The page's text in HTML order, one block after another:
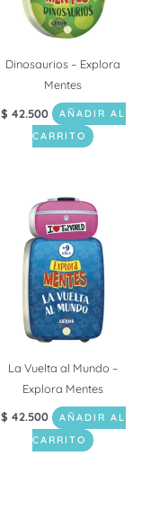
Dinosaurios – Explora
Mentes
$ 42.500
AÑADIR AL
CARRITO
La Vuelta al Mundo –
Explora Mentes
$ 42.500
AÑADIR AL
CARRITO